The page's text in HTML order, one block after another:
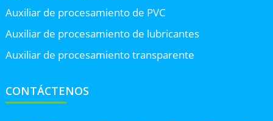
Auxiliar de procesamiento de PVC
Auxiliar de procesamiento de lubricantes
Auxiliar de procesamiento transparente
CONTÁCTENOS